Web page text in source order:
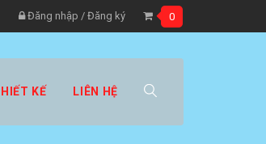
Đăng nhập / Đăng ký 0
KẾ LIÊN HỆ